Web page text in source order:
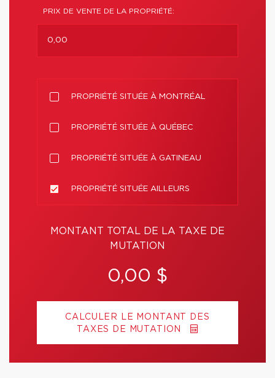
PRIX DE VENTE DE LA PROPRIÉTÉ:
PROPRIÉTÉ SITUÉE À MONTRÉAL
PROPRIÉTÉ SITUÉE À QUÉBEC
PROPRIÉTÉ SITUÉE À GATINEAU
PROPRIÉTÉ SITUÉE AILLEURS
MONTANT TOTAL DE LA TAXE DE
MUTATION
0,00 $
CALCULER LE MONTANT DES
TAXES DE MUTATION